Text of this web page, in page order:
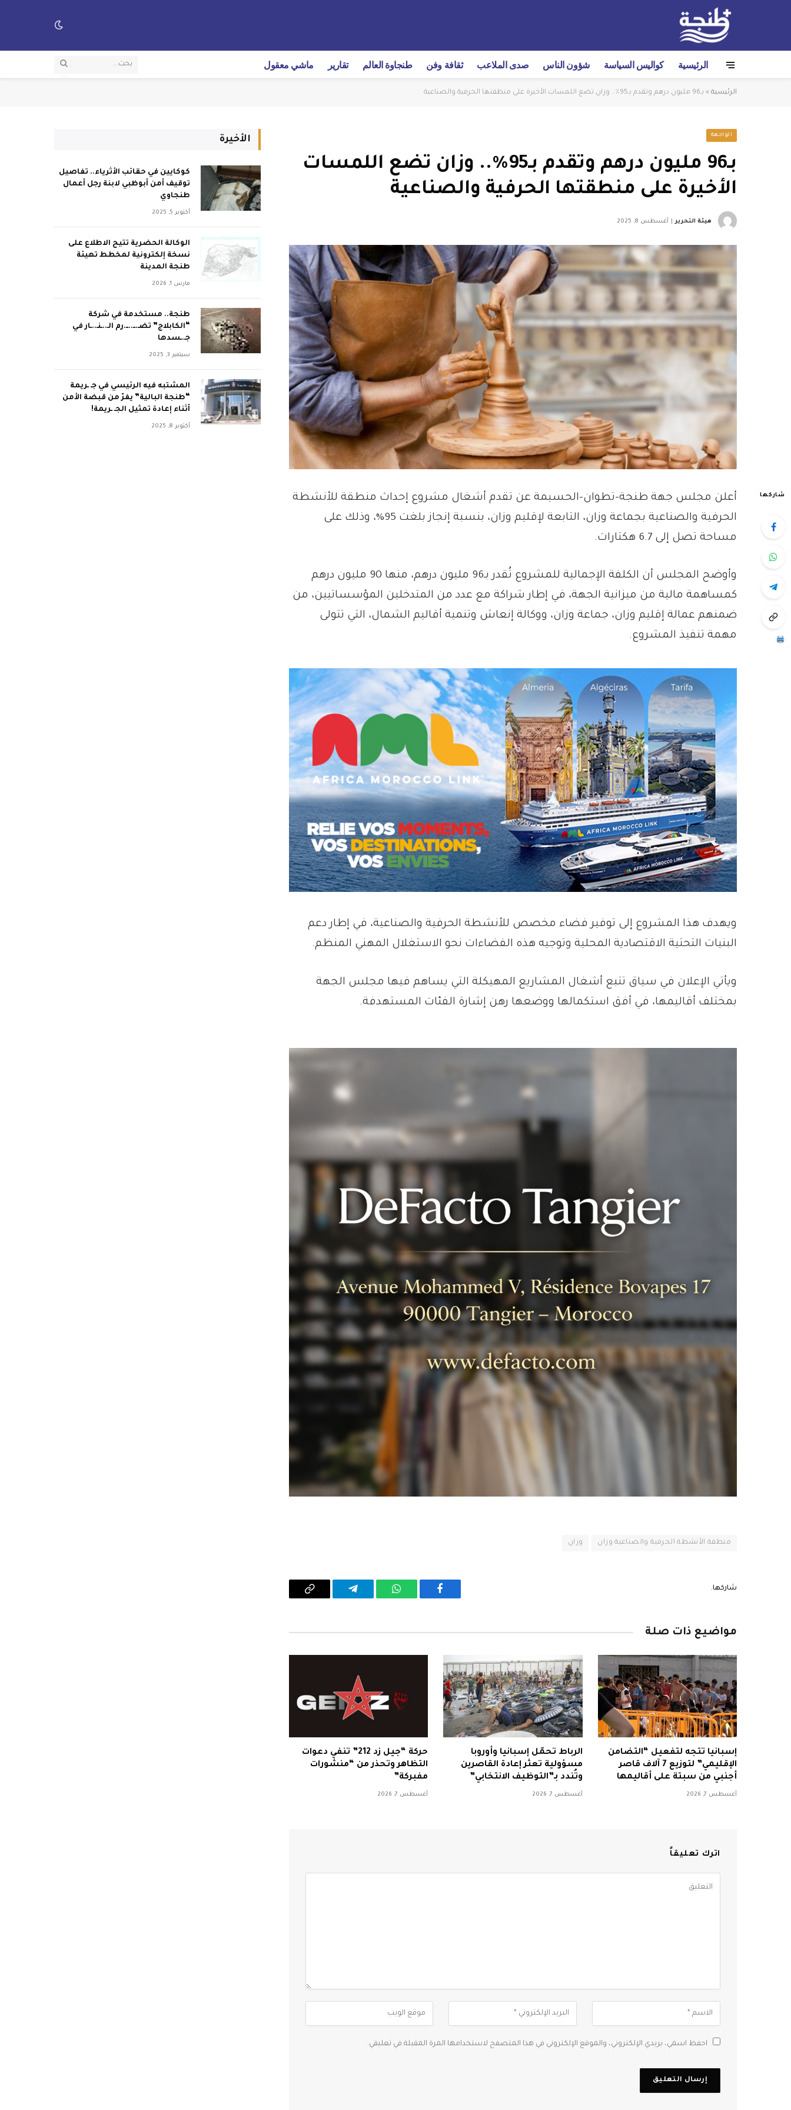
الرئيسية كواليس السياسة شؤون الناس صدى الملاعب ثقافة وفن طنجاوة العالم تقارير ماشي معقول
الرئيسية » بـ96 مليون درهم وتقدم بـ95٪.. وزان تضع اللمسات الأخيرة على منطقتها الحرفية والصناعية
الواجهة
بـ96 مليون درهم وتقدم بـ95٪.. وزان تضع اللمسات
الأخيرة على منطقتها الحرفية والصناعية
هيئة التحرير أغسطس 8, 2025
شاركها
أعلن مجلس جهة طنجة-تطوان-الحسيمة عن تقدم أشغال مشروع إحداث منطقة للأنشطة
الحرفية والصناعية بجماعة وزان، التابعة لإقليم وزان، بنسبة إنجاز بلغت 95%، وذلك على
مساحة تصل إلى 6.7 هكتارات.
وأوضح المجلس أن الكلفة الإجمالية للمشروع تُقدر بـ96 مليون درهم، منها 90 مليون درهم
كمساهمة مالية من ميزانية الجهة، في إطار شراكة مع عدد من المتدخلين المؤسساتيين، من
ضمنهم عمالة إقليم وزان، جماعة وزان، ووكالة إنعاش وتنمية أقاليم الشمال، التي تتولى
مهمة تنفيذ المشروع.
ويهدف هذا المشروع إلى توفير فضاء مخصص للأنشطة الحرفية والصناعية، في إطار دعم
البنيات التحتية الاقتصادية المحلية وتوجيه هذه الفضاءات نحو الاستغلال المهني المنظم.
ويأتي الإعلان في سياق تتبع أشغال المشاريع المهيكلة التي يساهم فيها مجلس الجهة
بمختلف أقاليمها، في أفق استكمالها ووضعها رهن إشارة الفئات المستهدفة.
منطقة الأنشطة الحرفية والصناعية وزان وزان
شاركها.
فيسبوك واتساب تيلقرام
Copy
مواضيع ذات صلة
إسبانيا تتجه لتفعيل “التضامن
الإقليمي” لتوزيع 7 آلاف قاصر
أجنبي من سبتة على أقاليمها
أغسطس 7, 2026
الرباط تحمّل إسبانيا وأوروبا
مسؤولية تعثر إعادة القاصرين
وتُندد بـ”التوظيف الانتخابي”
أغسطس 7, 2026
حركة “جيل زد 212” تنفي دعوات
التظاهر وتحذر من “منشورات
مفبركة”
أغسطس 7, 2026
اترك تعليقاً
احفظ اسمي، بريدي الإلكتروني، والموقع الإلكتروني في هذا المتصفح لاستخدامها المرة المقبلة في تعليقي.
الأخيرة
كوكايين في حقائب الأثرياء.. تفاصيل
توقيف أمن أبوظبي لابنة رجل أعمال
طنجاوي
أكتوبر 5, 2025
الوكالة الحضرية تتيح الاطلاع على
نسخة إلكترونية لمخطط تهيئة
طنجة المدينة
مارس 1, 2026
طنجة.. مستخدمة في شركة
“الكابلاج” تضـ.ــ..ــ.رم الـ..ـنـ..ـار في
جـ.ـسدها
سبتمبر 3, 2025
المشتبه فيه الرئيسي في جـ ـريمة
“طنجة البالية” يفرّ من قبضة الأمن
أثناء إعادة تمثيل الجـ ـريمة!
أكتوبر 8, 2025